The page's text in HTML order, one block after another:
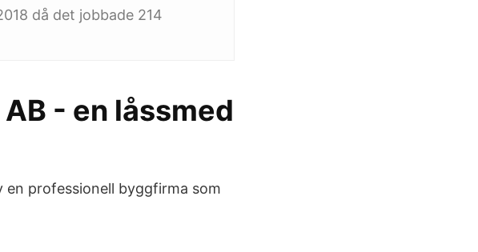
då det jobbade 214
- en låssmed
en professionell byggfirma som